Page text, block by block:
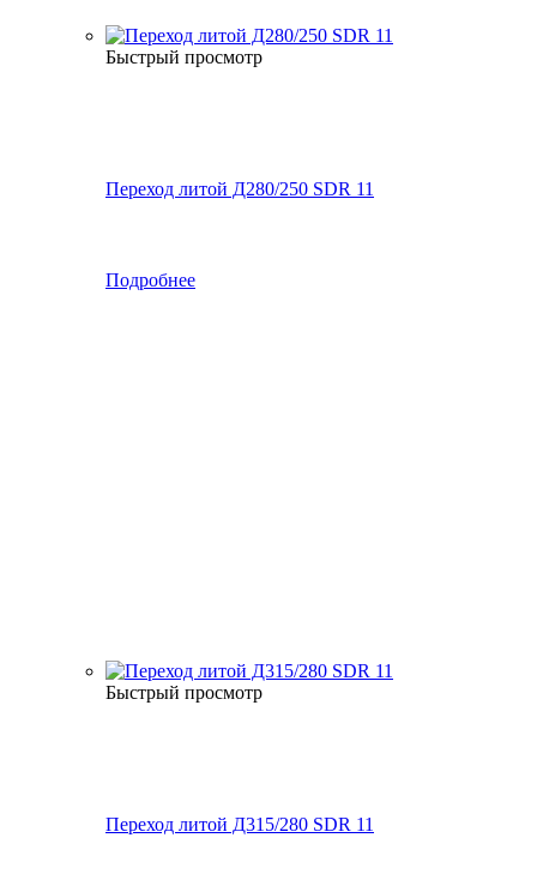
Быстрый просмотр
Переход литой Д280/250 SDR 11
Подробнее
Быстрый просмотр
Переход литой Д315/280 SDR 11